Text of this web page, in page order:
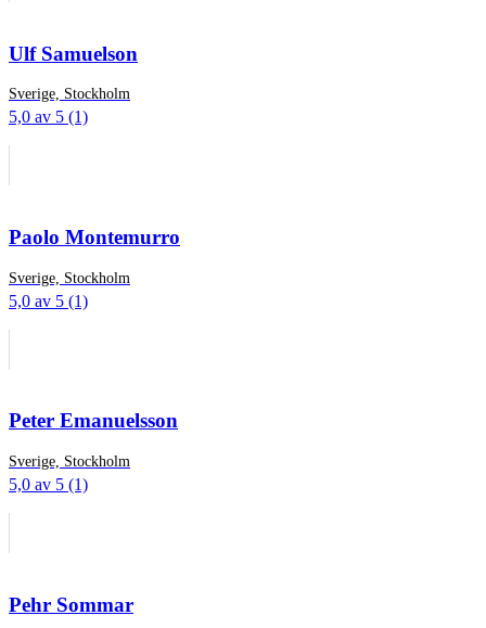
Ulf Samuelson
Sverige, Stockholm
5,0 av 5 (1)
Paolo Montemurro
Sverige, Stockholm
5,0 av 5 (1)
Peter Emanuelsson
Sverige, Stockholm
5,0 av 5 (1)
Pehr Sommar